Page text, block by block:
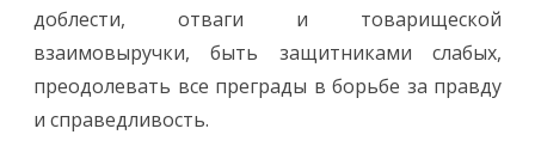
доблести, отваги и товарищеской
взаимовыручки, быть защитниками слабых,
преодолевать все преграды в борьбе за правду
и справедливость.